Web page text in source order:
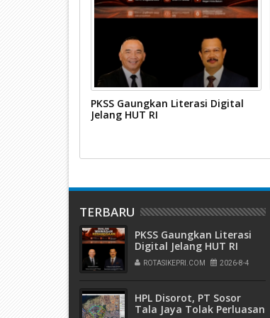
PKSS Gaungkan Literasi Digital
Jelang HUT RI
TERBARU
PKSS Gaungkan Literasi
Digital Jelang HUT RI
ROTASIKEPRI.COM 2026-8-4
HPL Disorot, PT Sosor
Tala Jaya Tolak Perluasan